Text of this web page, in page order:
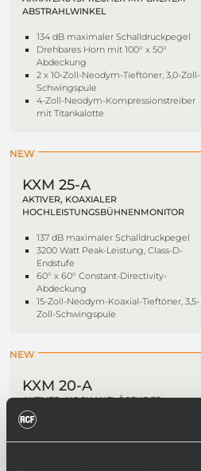
ABSTRAHLWINKEL
134 dB maximaler Schalldruckpegel
Drehbares Horn mit 100° x 50°
Abdeckung
2 x 10-Zoll-Neodym-Tieftöner, 3,0-Zoll-
Schwingspule
4-Zoll-Neodym-Kompressionstreiber
mit Titankalotte
NEW
KXM 25-A
AKTIVER, KOAXIALER
HOCHLEISTUNGSBÜHNENMONITOR
137 dB maximaler Schalldruckpegel
3200 Watt Peak-Leistung, Class-D-
Endstufe
60° x 60° Constant-Directivity-
Abdeckung
15-Zoll-Neodym-Koaxial-Tieftöner, 3,5-
Zoll-Schwingspule
NEW
KXM 20-A
AKTIVER, HOCHAUFLÖSENDER
BÜHNENMONITOR